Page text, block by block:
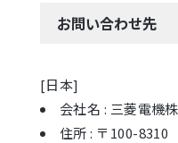
お問い合わせ先
[日本]
会社名 : 三菱電機
住所 : 〒100-8310